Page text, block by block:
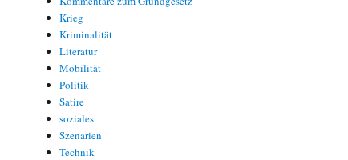
Krieg
Kriminalität
Literatur
Mobilität
Politik
Satire
soziales
Szenarien
Technik